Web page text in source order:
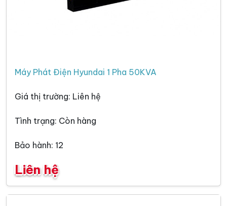
Máy Phát Điện Hyundai 1 Pha 50KVA
Giá thị trường: Liên hệ
Tình trạng: Còn hàng
Bảo hành: 12
Liên hệ